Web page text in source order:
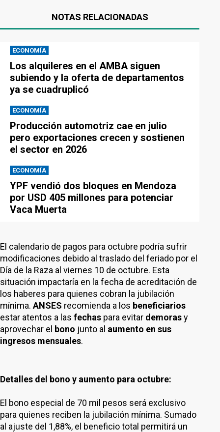
NOTAS RELACIONADAS
ECONOMÍA
Los alquileres en el AMBA siguen
subiendo y la oferta de departamentos
ya se cuadruplicó
ECONOMÍA
Producción automotriz cae en julio
pero exportaciones crecen y sostienen
el sector en 2026
ECONOMÍA
YPF vendió dos bloques en Mendoza
por USD 405 millones para potenciar
Vaca Muerta
El calendario de pagos para octubre podría sufrir
modificaciones debido al traslado del feriado por el
Día de la Raza al viernes 10 de octubre. Esta
situación impactaría en la fecha de acreditación de
los haberes para quienes cobran la jubilación
mínima. ANSES recomienda a los beneficiarios
estar atentos a las fechas para evitar demorasy
aprovechar el bono junto al aumento en sus
ingresos mensuales.
Detalles del bono y aumento para octubre:
El bono especial de 70 mil pesos será exclusivo
para quienes reciben la jubilación mínima. Sumado
al ajuste del 1,88%, el beneficio total permitirá un